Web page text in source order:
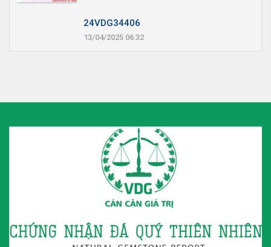
24VDG34406
13/04/2025 06:32